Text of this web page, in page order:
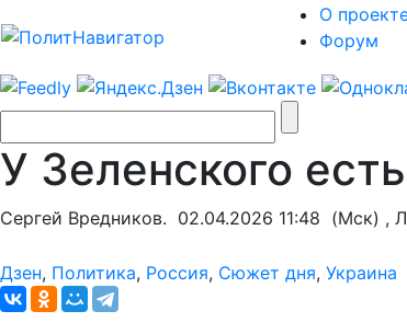
О
Форум
У Зеленского
Сергей Вредников. 02.04.2026 11:48 (Мск) ,
Дзен, Политика, Россия, Сюжет дня, Украина